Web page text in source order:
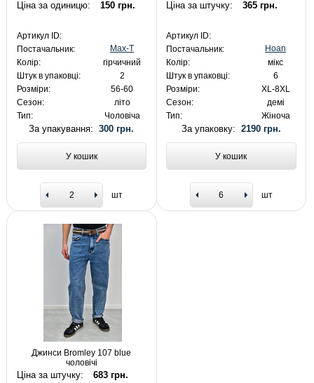
Ціна за одиницю: 150 грн.
Артикул ID:
Постачальник:
Max-T
Колір:
гірчичний
Штук в упаковці:
2
Розміри:
56-60
Сезон:
літо
Тип:
Чоловіча
За упакування:300 грн.
У кошик
шт
Ціна за штучку: 365 грн.
Артикул ID:
Постачальник:
Hoan
Колір:
мікс
Штук в упаковці:
6
Розміри:
XL-8XL
Сезон:
демі
Тип:
Жіноча
За упаковку: 2190 грн.
У кошик
шт
Джинси Bromley 107 blue
чоловічі
Ціна за штучку: 683 грн.